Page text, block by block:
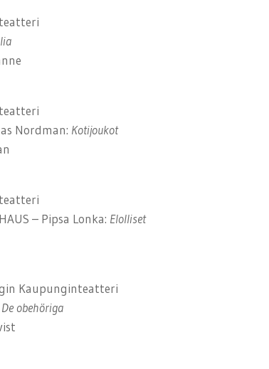
Nordman: Kotijoukot
– Pipsa Lonka: Elolliset
Kaupunginteatteri
De obehöriga